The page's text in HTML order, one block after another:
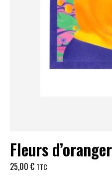
Fleurs d’oranger
25,00 € TTC